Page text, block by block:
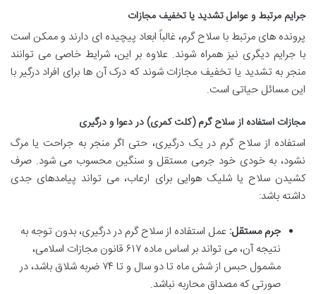
جرایم مرتبط و عوامل تشدید یا تخفیف مجازات
پرونده های مرتبط با سلاح گرم، غالباً ابعاد پیچیده ای دارند و ممکن است
با جرایم دیگری نیز همراه شوند. علاوه بر این، شرایط خاصی می توانند
منجر به تشدید یا تخفیف مجازات شوند که درک آن ها برای افراد درگیر با
این مسائل حیاتی است.
مجازات استفاده از سلاح گرم (کلت کمری) در دعوا و درگیری
استفاده از سلاح گرم در یک درگیری، حتی اگر منجر به جراحت یا مرگ
نشود، به خودی خود جرمی مستقل و سنگین محسوب می شود. صرف
کشیدن سلاح یا شلیک هوایی برای ارعاب، می تواند پیامدهای جدی
داشته باشد:
جرم مستقل: عمل استفاده از سلاح گرم در درگیری، بدون توجه به
نتیجه آن، می تواند بر اساس ماده ۶۱۷ قانون مجازات اسلامی،
مشمول حبس از شش ماه تا دو سال و تا ۷۴ ضربه شلاق باشد، در
صورتی که مصداق محاربه نباشد.